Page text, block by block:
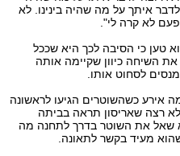
איתך על מה שהיה בינינו. לא
לא קרה לי".
טען כי הסיבה לכך היא שככל
השיחה כיוון שקיימה אותה
לסחוט אותו.
אירע כשהשוטרים הגיעו לראשונה
לא רצה שאריסון תראה בביתה
שאל את השוטר בדרך לתחנה מה
מעיד בקשר לתאונה.